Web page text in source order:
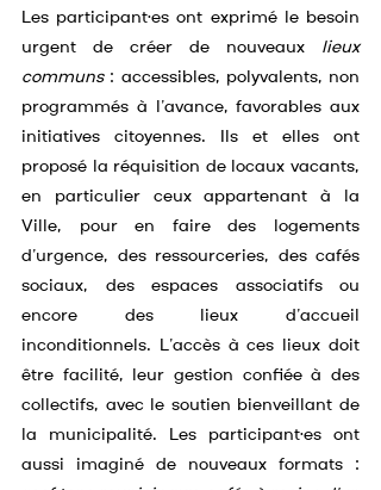
Les participant·es ont exprimé le besoin
urgent de créer de nouveaux lieux
communs : accessibles, polyvalents, non
programmés à l’avance, favorables aux
initiatives citoyennes. Ils et elles ont
proposé la réquisition de locaux vacants,
en particulier ceux appartenant à la
Ville, pour en faire des logements
d’urgence, des ressourceries, des cafés
sociaux, des espaces associatifs ou
encore des lieux d’accueil
inconditionnels. L’accès à ces lieux doit
être facilité, leur gestion confiée à des
collectifs, avec le soutien bienveillant de
la municipalité. Les participant·es ont